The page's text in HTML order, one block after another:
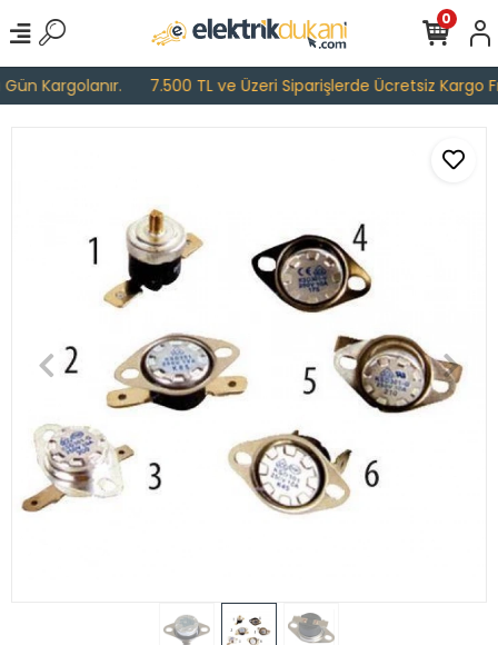
Kargolanır. 7.500 TL ve Üzeri Siparişlerde Ücretsiz Kargo
0